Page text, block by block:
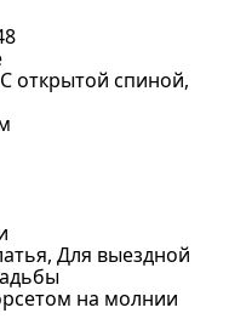
открытой спиной,
Для выездной
на молнии